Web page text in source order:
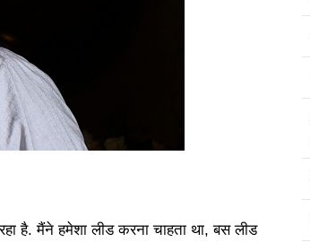
है. मैंने हमेशा लीड करना चाहता था, बस लीड